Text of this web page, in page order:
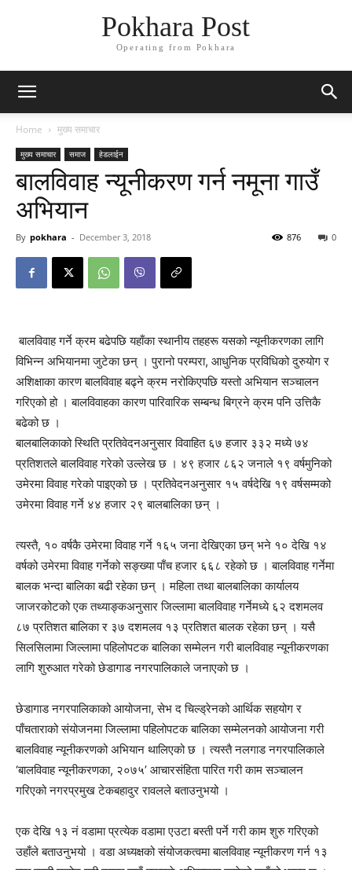
Pokhara Post
Operating from Pokhara
Home मुख्य समाचार
मुख्य समाचार समाज हेडलाईन
बालविवाह न्यूनीकरण गर्न नमूना गाउँ
अभियान
By pokhara - December 3, 2018 0
876
बालविवाह गर्ने क्रम बढेपछि यहाँका स्थानीय तहहरू यसको न्यूनीकरणका लागि
विभिन्न अभियानमा जुटेका छन् । पुरानो परम्परा, आधुनिक प्रविधिको दुरुयोग र
अशिक्षाका कारण बालविवाह बढ्ने क्रम नरोकिएपछि यस्तो अभियान सञ्चालन
गरिएको हो । बालविवाहका कारण पारिवारिक सम्बन्ध बिग्रने क्रम पनि उत्तिकै
बढेको छ ।
बालबालिकाको स्थिति प्रतिवेदनअनुसार विवाहित ६७ हजार ३३२ मध्ये ७४
प्रतिशतले बालविवाह गरेको उल्लेख छ । ४९ हजार ८६२ जनाले १९ वर्षमुनिको
उमेरमा विवाह गरेको पाइएको छ । प्रतिवेदनअनुसार १५ वर्षदेखि १९ वर्षसम्मको
उमेरमा विवाह गर्ने ४४ हजार २९ बालबालिका छन् ।
त्यस्तै, १० वर्षकै उमेरमा विवाह गर्ने १६५ जना देखिएका छन् भने १० देखि १४
वर्षको उमेरमा विवाह गर्नेको सङ्ख्या पाँच हजार ६६८ रहेको छ । बालविवाह गर्नेमा
बालक भन्दा बालिका बढी रहेका छन् । महिला तथा बालबालिका कार्यालय
जाजरकोटको एक तथ्याङ्कअनुसार जिल्लामा बालविवाह गर्नेमध्ये ६२ दशमलव
८७ प्रतिशत बालिका र ३७ दशमलव १३ प्रतिशत बालक रहेका छन् । यसै
सिलसिलामा जिल्लामा पहिलोपटक बालिका सम्मेलन गरी बालविवाह न्यूनीकरणका
लागि शुरुआत गरेको छेडागाड नगरपालिकाले जनाएको छ ।
छेडागाड नगरपालिकाको आयोजना, सेभ द चिल्ड्रेनको आर्थिक सहयोग र
पाँचताराको संयोजनमा जिल्लामा पहिलोपटक बालिका सम्मेलनको आयोजना गरी
बालविवाह न्यूनीकरणको अभियान थालिएको छ । त्यस्तै नलगाड नगरपालिकाले
‘बालविवाह न्यूनीकरणका, २०७५’ आचारसंहिता पारित गरी काम सञ्चालन
गरिएको नगरप्रमुख टेकबहादुर रावलले बताउनुभयो ।
एक देखि १३ नं वडामा प्रत्येक वडामा एउटा बस्ती पर्ने गरी काम शुरु गरिएको
उहाँले बताउनुभयो । वडा अध्यक्षको संयोजकत्वमा बालविवाह न्यूनीकरण गर्न १३